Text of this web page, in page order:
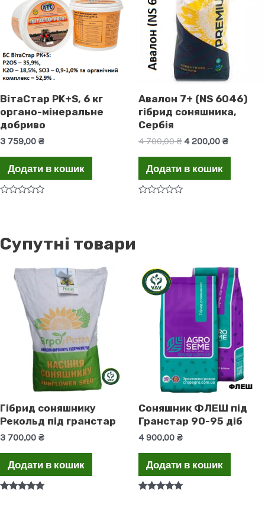
ВітаСтар PK+S, 6 кг
органо-мінеральне
добриво
3 759,00 ₴
Додати в кошик
Авалон 7+ (NS 6046)
гібрид соняшника,
Сербія
4 700,00₴ 4 200,00 ₴
Додати в кошик
Супутні товари
Гібрид соняшнику
Рекольд під гранстар
3 700,00 ₴
Додати в кошик
Соняшник ФЛЕШ під
Гранстар 90-95 діб
4 900,00 ₴
Додати в кошик